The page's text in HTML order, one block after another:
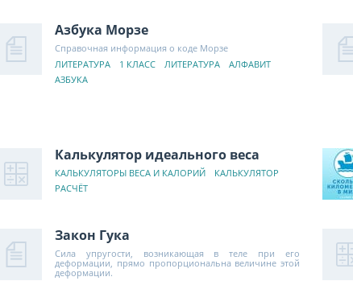
Азбука Морзе
Справочная информация о коде Морзе
ЛИТЕРАТУРА
1 КЛАСС ЛИТЕРАТУРА
АЛФАВИТ
АЗБУКА
Калькулятор идеального веса
КАЛЬКУЛЯТОРЫ ВЕСА И КАЛОРИЙ
КАЛЬКУЛЯТОР
РАСЧЁТ
Закон Гука
Сила упругости, возникающая в теле при его
деформации, прямо пропорциональна величине этой
деформации.